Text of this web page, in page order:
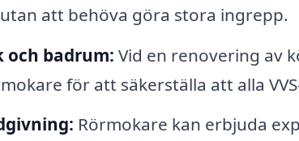
att behöva göra stora ingrepp.
och badrum: Vid en renovering av
för att säkerställa att alla
Rörmokare kan erbjuda